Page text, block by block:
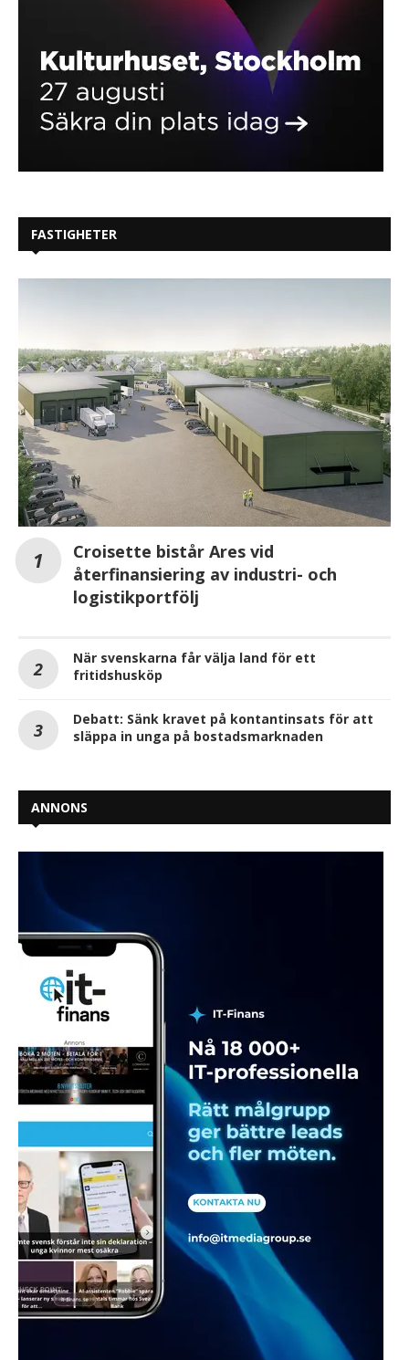
FASTIGHETER
Croisette bistår Ares vid
återfinansiering av industri- och
logistikportfölj
När svenskarna får välja land för ett
fritidshusköp
Debatt: Sänk kravet på kontantinsats för att
släppa in unga på bostadsmarknaden
ANNONS